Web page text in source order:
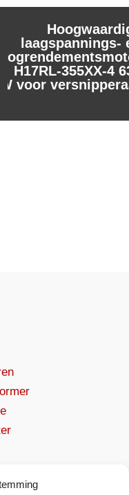
laagspannings-
H17RL-355XX-4
kW voor